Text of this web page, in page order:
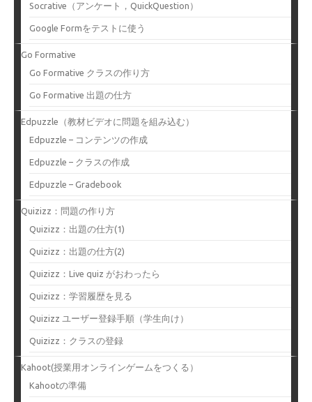
Socrative（アンケート，QuickQuestion）
Google Formをテストに使う
Go Formative
Go Formative クラスの作り方
Go Formative 出題の仕方
Edpuzzle（教材ビデオに問題を組み込む）
Edpuzzle – コンテンツの作成
Edpuzzle – クラスの作成
Edpuzzle – Gradebook
Quizizz：問題の作り方
Quizizz：出題の仕方(1)
Quizizz：出題の仕方(2)
Quizizz：Live quiz がおわったら
Quizizz：学習履歴を見る
Quizizz ユーザー登録手順（学生向け）
Quizizz：クラスの登録
Kahoot(授業用オンラインゲームをつくる）
Kahootの準備